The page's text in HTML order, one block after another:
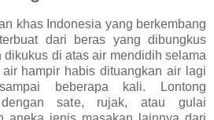
khas Indonesia yang berkembang
dari beras yang dibungkus
di atas air mendidih selama
hampir habis dituangkan air lagi
beberapa kali. Lontong
sate, rujak, atau gulai